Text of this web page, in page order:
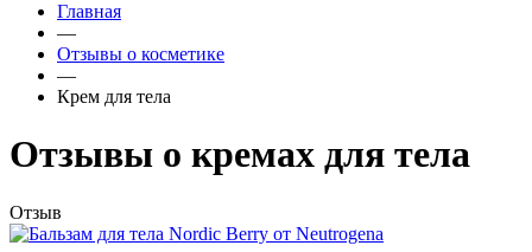
Главная
—
Отзывы о косметике
—
Крем для тела
Отзывы о кремах для тела
Отзыв